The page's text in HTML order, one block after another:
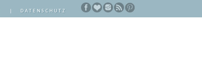
DATENSCHUTZ